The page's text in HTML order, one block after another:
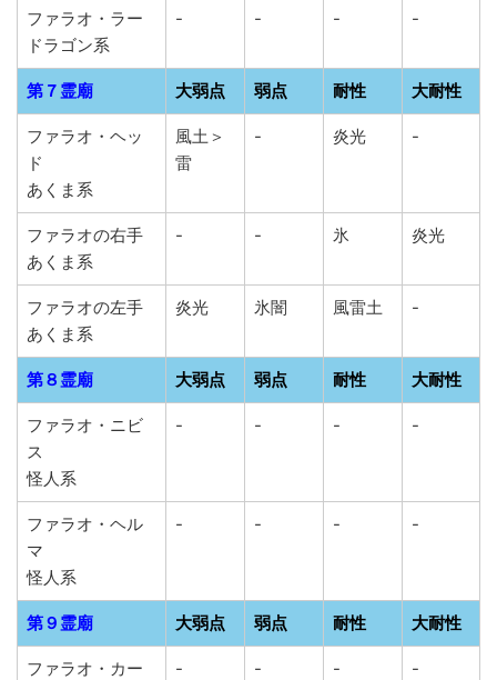
ファラオ・ラー
ドラゴン系
- - - -
第７霊廟 大弱点 弱点 耐性 大耐性
ファラオ・ヘッ
ド
あくま系
風土＞
雷
- 炎光 -
ファラオの右手
あくま系
- - 氷 炎光
ファラオの左手
あくま系
炎光 氷闇 風雷土 -
第８霊廟 大弱点 弱点 耐性 大耐性
ファラオ・ニビ
ス
怪人系
- - - -
ファラオ・ヘル
マ
怪人系
- - - -
第９霊廟 大弱点 弱点 耐性 大耐性
ファラオ・カー
- - - -